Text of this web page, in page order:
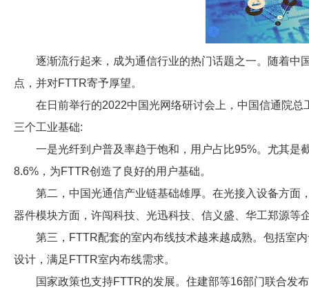
逐渐流行起来，成为通信行业的热门话题之一。随着
点，并对FTTR寄予厚望。
在日前举行的2022中国光网络研讨会上，中国信通院
三个工业基础:
一是光纤到户普及率趋于饱和，用户占比95%。尤其
8.6%，为FTTR创造了良好的用户基础。
第二，中国光通信产业链基础雄厚。在光接入设备方面
器件模块方面，许闯科技、光迅科技、信义盛、华工郑源等
第三，FTTR配套的室内布线技术越来越成熟。包括室
设计，满足FTTR室内布线需求。
国家政策也支持FTTR的发展。住建部等16部门联合发